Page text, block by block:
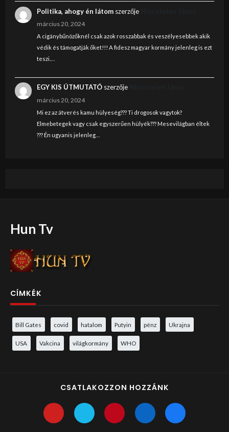
Politika, ahogy én látomszerzője
március 20, 2024
A cigánybűnözőknél csak azok rosszabbak és veszélyesebbek akik
védik és támogatják őket!!! A fidesz magyar kormány jelenleg is ezt
teszi.…
EGY KIS ÚTMUTATÓszerzője
március 20, 2024
Mi ez az átverés kamu hülyeség??? Ti drogosok vagytok?
Elmebetegek vagy csak egyszerűen hülyék??? Mesevilágban éltek
??? Én ugyanis jelenleg…
Hun Tv
CÍMKÉK
Bill Gates covid hatalom Putyin pénz Ukrajna
USA Vakcina világkormány WHO
CSATLAKOZZON HOZZÁNK